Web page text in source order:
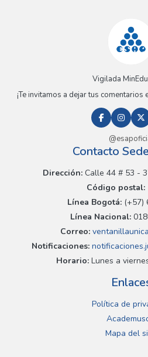
Vigilada
¡Te invitamos a dejar tus
Contacto
Dirección:Calle 44 # 53 -
Código postal:
Línea Bogotá:(+57)
Línea Nacional:
Correo:
Notificaciones:
Horario:Lunes a
Política de
Mapa del